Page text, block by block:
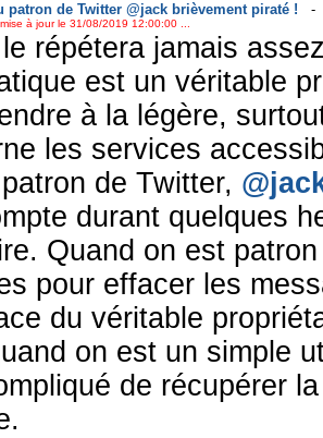
patron de Twitter @jack brièvement piraté !
à jour le 31/08/2019 12:00:00 ...
répétera jamais
est un véritable
à la légère,
les services
de Twitter,
durant quelques
Quand on est
pour effacer les
du véritable
on est un simple
de récupérer